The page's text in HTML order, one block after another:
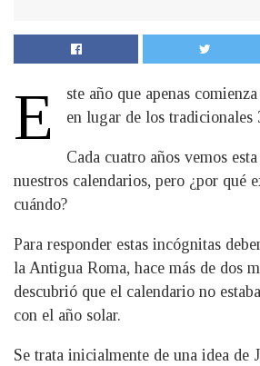
E
ste año que apenas
en lugar de los tradicionales
Cada cuatro años vemos
nuestros calendarios, pero ¿por qué
cuándo?
Para responder estas incógnitas
la Antigua Roma, hace más de dos
descubrió que el calendario no
con el año solar.
Se trata inicialmente de una idea de